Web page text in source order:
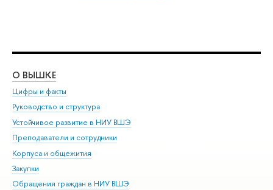
О ВЫШКЕ
Цифры и факты
Руководство и структура
Устойчивое развитие в НИУ ВШЭ
Преподаватели и сотрудники
Корпуса и общежития
Закупки
Обращения граждан в НИУ ВШЭ